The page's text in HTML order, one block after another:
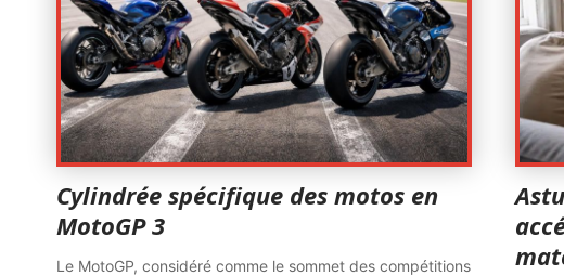
Cylindrée spécifique des motos en
MotoGP 3
Le MotoGP, considéré comme le sommet des compétitions